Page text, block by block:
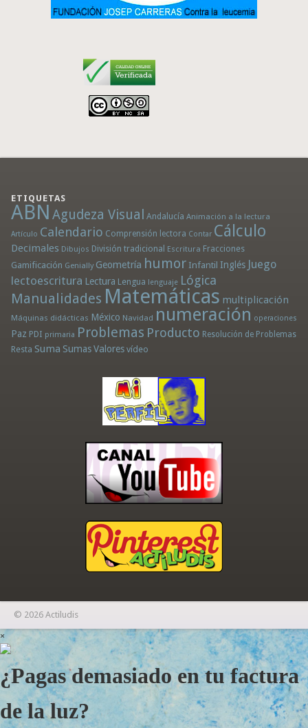
ETIQUETAS
ABN Agudeza Visual Andalucía Animación a la lectura
Artículo Calendario Comprensión lectora Contar Cálculo
Decimales Dibujos División tradicional Escritura Fracciones
Gamificación Genially Geometría humor Infantil Inglés Juego
lectoescritura Lectura Lengua lenguaje Lógica
Manualidades Matemáticas multiplicación
Máquinas didácticas México Navidad numeración operaciones
Paz PDI primaria Problemas Producto Resolución de Problemas
Resta Suma Sumas Valores vídeo
© 2026 Actiludis
×
¿Pagas demasiado en tu factura
de la luz?